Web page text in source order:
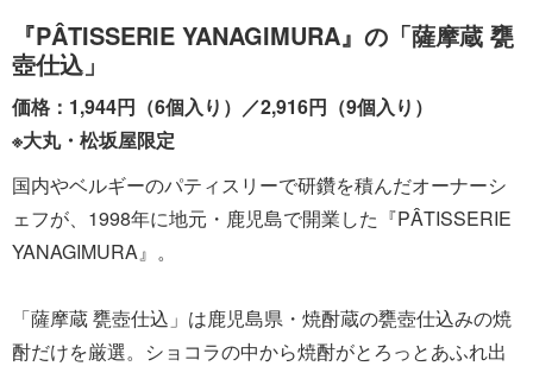
『PÂTISSERIE YANAGIMURA』の「薩摩蔵 甕
壺仕込」
価格：1,944円（6個入り）／2,916円（9個入り）
※大丸・松坂屋限定
国内やベルギーのパティスリーで研鑽を積んだオーナーシ
ェフが、1998年に地元・鹿児島で開業した『PÂTISSERIE
YANAGIMURA』。
「薩摩蔵 甕壺仕込」は鹿児島県・焼酎蔵の甕壺仕込みの焼
酎だけを厳選。ショコラの中から焼酎がとろっとあふれ出